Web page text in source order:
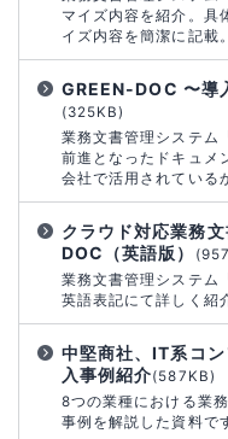
マイズ内容を紹介。具
イズ内容を簡潔に記載。
GREEN-DOC 〜導
(325KB)
業務文書管理システム
前進となったドキュメ
会社で活用されている
クラウド対応業務
DOC（英語版）
業務文書管理システム
英語表記にて詳しく紹
中堅商社、IT系コ
入事例紹介(587KB)
8つの業種における業
事例を解説した資料で